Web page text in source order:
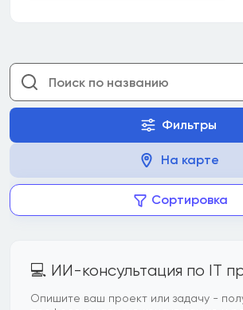
Фильтры
На карте
Сортировка
💻 ИИ-консультация по IT
Опишите ваш проект или задачу -